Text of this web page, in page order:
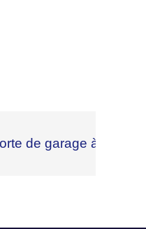
de garage à Pacé